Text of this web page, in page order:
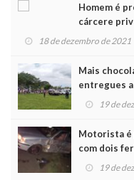
Homem é
cárcere
18 de dezembro de 2021
Mais
entregues
19 de
Motorista é
com dois
19 de